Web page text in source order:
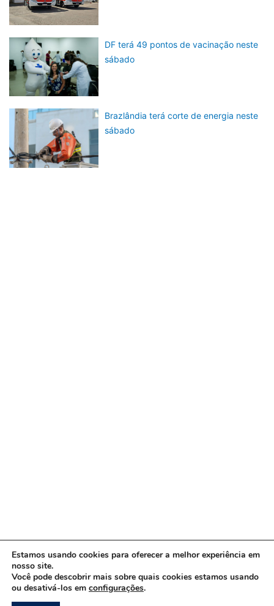
DF terá 49 pontos de vacinação neste
sábado
Brazlândia terá corte de energia neste
sábado
Copyright © 2026 www.ACORDA DF
Estamos usando cookies para oferecer a melhor experiência em
nosso site.
Você pode descobrir mais sobre quais cookies estamos usando
ou desativá-los em configurações.